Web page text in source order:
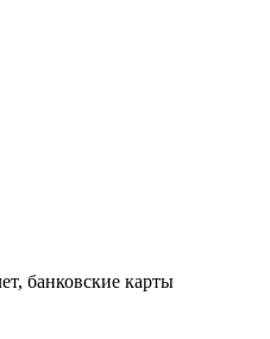
банковские карты